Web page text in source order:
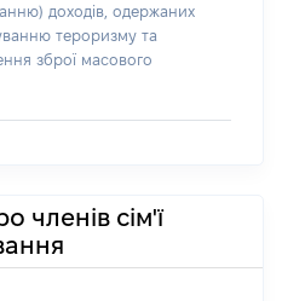
доходів, одержаних
тероризму та
зброї масового
членів сім'ї